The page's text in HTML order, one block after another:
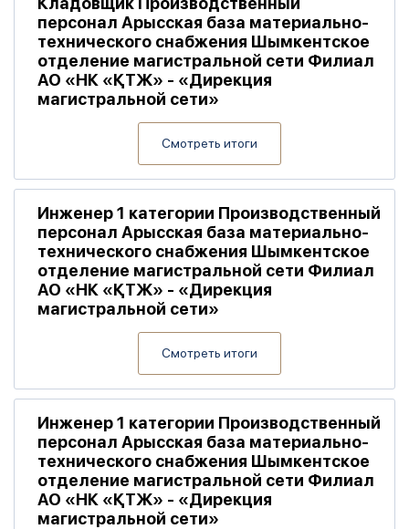
персонал Арысская база материально-
технического снабжения Шымкентское
отделение магистральной сети Филиал
АО «НК «ҚТЖ» - «Дирекция
магистральной сети»
Смотреть итоги
Инженер 1 категории Производственный
персонал Арысская база материально-
технического снабжения Шымкентское
отделение магистральной сети Филиал
АО «НК «ҚТЖ» - «Дирекция
магистральной сети»
Смотреть итоги
Инженер 1 категории Производственный
персонал Арысская база материально-
технического снабжения Шымкентское
отделение магистральной сети Филиал
АО «НК «ҚТЖ» - «Дирекция
магистральной сети»